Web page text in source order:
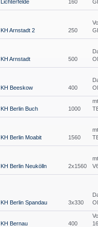
Lichterfelde
160
KH Arnstadt 2 250
KH Arnstadt 500
KH Beeskow 400
KH Berlin Buch 1000
KH Berlin Moabit 1560
KH Berlin Neukölln 2x1560
KH Berlin Spandau 3x330
KH Bernau 400